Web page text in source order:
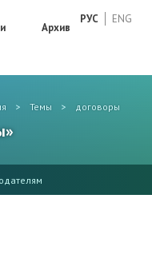
РУС ENG
Архив
> Темы > договоры